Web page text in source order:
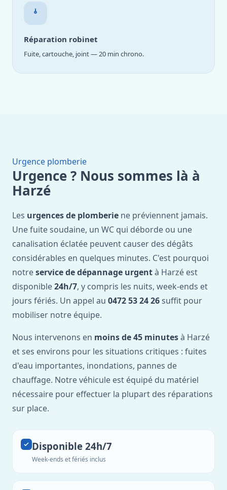
Réparation robinet
Fuite, cartouche, joint — 20 min chrono.
Urgence plomberie
Urgence ? Nous sommes là à
Harzé
Les urgences de plomberie ne préviennent jamais.
Une fuite soudaine, un WC qui déborde ou une
canalisation éclatée peuvent causer des dégâts
considérables en quelques minutes. C'est pourquoi
notreservice de dépannage urgentà Harzé est
disponible24h/7, y compris les nuits, week-ends et
jours fériés. Un appel au 0472 53 24 26 suffit pour
mobiliser notre équipe.
Nous intervenons en moins de 45 minutesà Harzé
et ses environs pour les situations critiques : fuites
d'eau importantes, inondations, pannes de
chauffage. Notre véhicule est équipé du matériel
nécessaire pour effectuer la plupart des réparations
sur place.
Disponible 24h/7
Week-ends et fériés inclus